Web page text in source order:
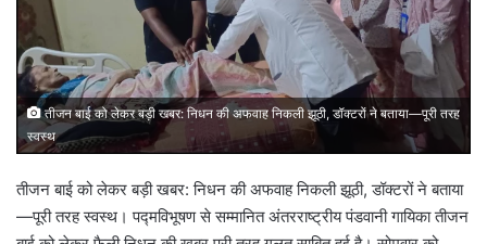
तीजन बाई को लेकर बड़ी खबर: निधन की अफवाह निकली झूठी, डॉक्टरों ने बताया—पूरी तरह
स्वस्थ
तीजन बाई को लेकर बड़ी खबर: निधन की अफवाह निकली झूठी, डॉक्टरों ने बताया
—पूरी तरह स्वस्थ। पद्मविभूषण से सम्मानित अंतरराष्ट्रीय पंडवानी गायिकातीजन